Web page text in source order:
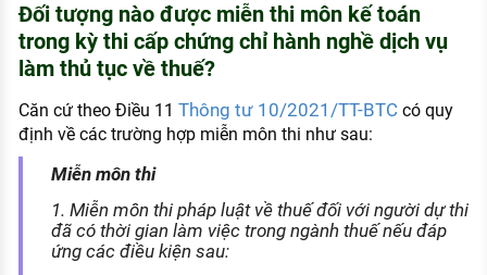
Đối tượng nào được miễn thi môn kế toán
trong kỳ thi cấp chứng chỉ hành nghề dịch vụ
làm thủ tục về thuế?
Căn cứ theo Điều 11 Thông tư 10/2021/TT-BTCcó quy
định về các trường hợp miễn môn thi như sau:
Miễn môn thi
1. Miễn môn thi pháp luật về thuế đối với người dự thi
đã có thời gian làm việc trong ngành thuế nếu đáp
ứng các điều kiện sau: